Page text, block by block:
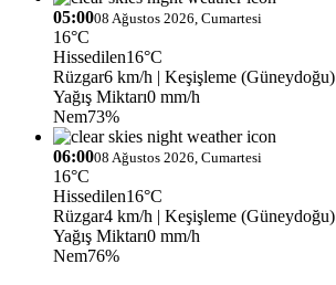
05:0008 Ağustos 2026, Cumartesi
16°C
Hissedilen16°C
Rüzgar6 km/h | Keşişleme (Güneydoğu)
Yağış Miktarı0 mm/h
Nem73%
06:0008 Ağustos 2026, Cumartesi
16°C
Hissedilen16°C
Rüzgar4 km/h | Keşişleme (Güneydoğu)
Yağış Miktarı0 mm/h
Nem76%